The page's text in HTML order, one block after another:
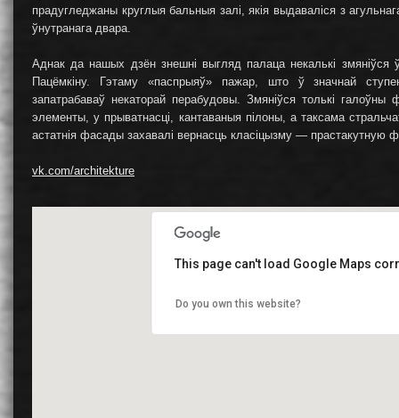
прадугледжаны круглыя бальныя залі, якія выдаваліся з
ўнутранага двара.
Аднак да нашых дзён знешні выгляд палаца некалькі
Пацёмкіну. Гэтаму «паспрыяў» пажар, што ў значнай
запатрабаваў некаторай перабудовы. Змяніўся толькі
элементы, у прыватнасці, кантаваныя пілоны, а таксама
астатнія фасады захавалі вернасць класіцызму — прастакутную
vk.com/architekture
This page can't load Google Maps
Do you own this website?